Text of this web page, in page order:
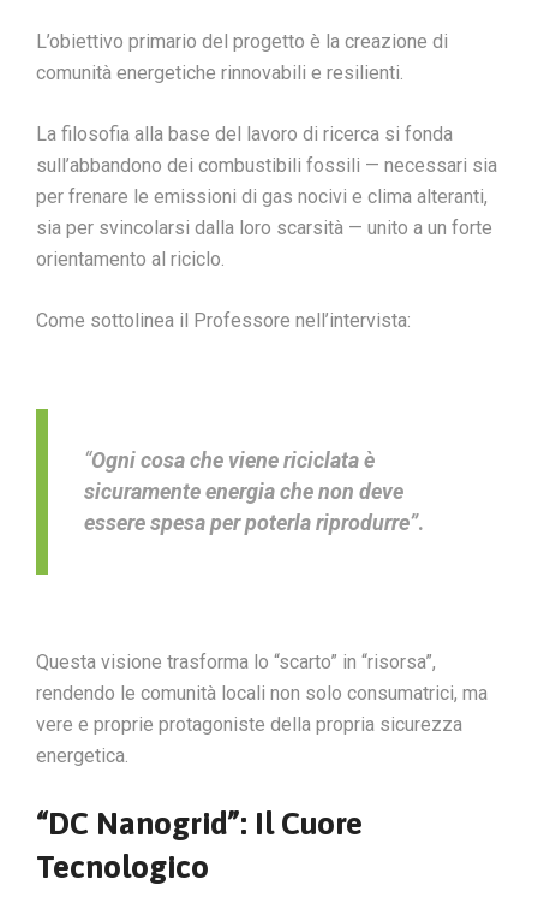
L’obiettivo primario del progetto è la creazione di
comunità energetiche rinnovabili e resilienti.
La filosofia alla base del lavoro di ricerca si fonda
sull’abbandono dei combustibili fossili — necessari sia
per frenare le emissioni di gas nocivi e clima alteranti,
sia per svincolarsi dalla loro scarsità — unito a un forte
orientamento al riciclo.
Come sottolinea il Professore nell’intervista:
“Ogni cosa che viene riciclata è
sicuramente energia che non deve
essere spesa per poterla riprodurre”.
Questa visione trasforma lo “scarto” in “risorsa”,
rendendo le comunità locali non solo consumatrici, ma
vere e proprie protagoniste della propria sicurezza
energetica.
“DC Nanogrid”: Il Cuore
Tecnologico